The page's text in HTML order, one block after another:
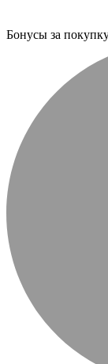
Бонусы за